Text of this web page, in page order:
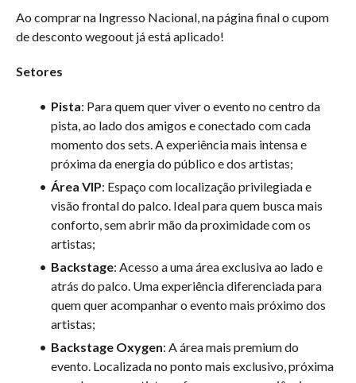
Ao comprar na Ingresso Nacional, na página final o cupom
de desconto wegoout já está aplicado!
Setores
Pista: Para quem quer viver o evento no centro da
pista, ao lado dos amigos e conectado com cada
momento dos sets. A experiência mais intensa e
próxima da energia do público e dos artistas;
Área VIP: Espaço com localização privilegiada e
visão frontal do palco. Ideal para quem busca mais
conforto, sem abrir mão da proximidade com os
artistas;
Backstage: Acesso a uma área exclusiva ao lado e
atrás do palco. Uma experiência diferenciada para
quem quer acompanhar o evento mais próximo dos
artistas;
Backstage Oxygen: A área mais premium do
evento. Localizada no ponto mais exclusivo, próxima